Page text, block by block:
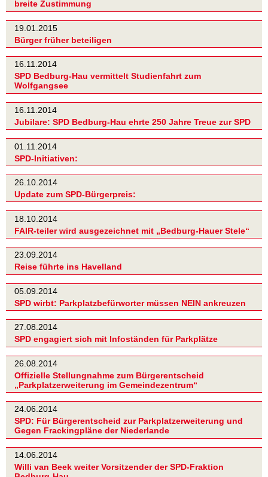
breite Zustimmung
19.01.2015
Bürger früher beteiligen
16.11.2014
SPD Bedburg-Hau vermittelt Studienfahrt zum
Wolfgangsee
16.11.2014
Jubilare: SPD Bedburg-Hau ehrte 250 Jahre Treue zur SPD
01.11.2014
SPD-Initiativen:
26.10.2014
Update zum SPD-Bürgerpreis:
18.10.2014
FAIR-teiler wird ausgezeichnet mit „Bedburg-Hauer Stele“
23.09.2014
Reise führte ins Havelland
05.09.2014
SPD wirbt: Parkplatzbefürworter müssen NEIN ankreuzen
27.08.2014
SPD engagiert sich mit Infoständen für Parkplätze
26.08.2014
Offizielle Stellungnahme zum Bürgerentscheid
„Parkplatzerweiterung im Gemeindezentrum“
24.06.2014
SPD: Für Bürgerentscheid zur Parkplatzerweiterung und
Gegen Frackingpläne der Niederlande
14.06.2014
Willi van Beek weiter Vorsitzender der SPD-Fraktion